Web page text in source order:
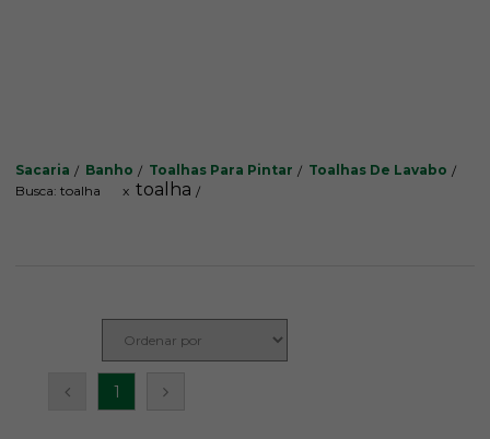
Sacaria Banho Toalhas Para Pintar
Toalhas De Lavabo
Busca: toalha
x toalha
1